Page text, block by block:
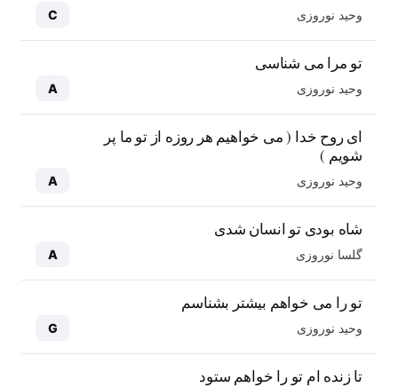
وحید نوروزی C
تو مرا می شناسی
وحید نوروزی A
ای روح خدا ( می خواهیم هر روزه از تو ما پر
شویم )
وحید نوروزی A
شاه بودی تو انسان شدی
گلسا نوروزی A
تو را می خواهم بیشتر بشناسم
وحید نوروزی G
تا زنده ام تو را خواهم ستود